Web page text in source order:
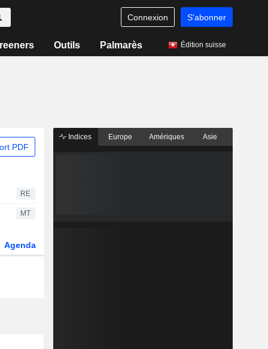
Connexion S'abonner
Outils Palmarès Édition suisse
PDF
RE
MT
Agenda
Indices Europe Amériques Asie